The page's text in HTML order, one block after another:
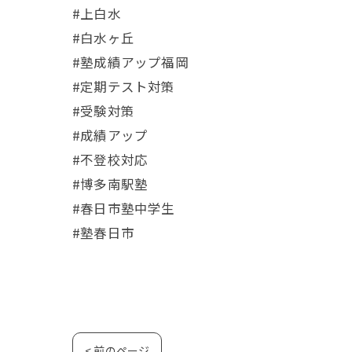
#上白水
#白水ヶ丘
#塾成績アップ福岡
#定期テスト対策
#受験対策
#成績アップ
#不登校対応
#博多南駅塾
#春日市塾中学生
#塾春日市